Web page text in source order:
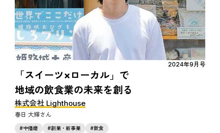
2024年9月号
「スイーツ×ローカル」で
地域の飲食業の未来を創る
株式会社 Lighthouse
春日 大輝
中播磨 創業・新事業 飲食